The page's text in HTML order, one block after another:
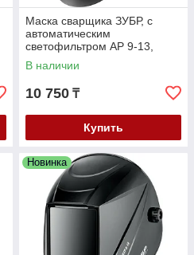
Маска сварщика ЗУБР, с
автоматическим
светофильтром АР 9-13,
затемнение 4/9-13, серия
"Профессионал" (11073)
В наличии
10 750 ₸
Купить
Новинка